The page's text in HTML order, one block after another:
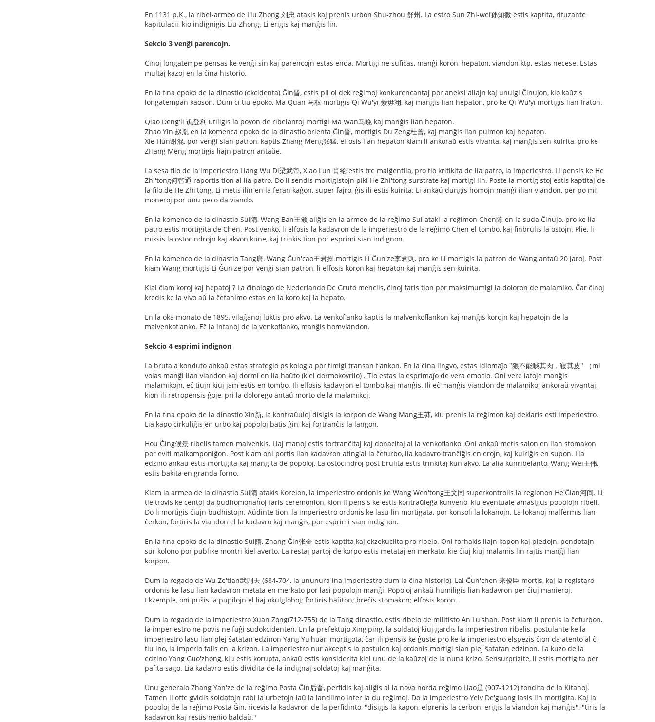
En 1131 p.K., la ribel-armeo de Liu Zhong 刘忠 atakis kaj prenis urbon Shu-zhou 舒州. La estro Sun Zhi-wei孙知微 estis kaptita, rifuzante
kapitulacii, kio indignigis Liu Zhong. Li erigis kaj manĝis lin.
Sekcio 3 venĝi parencojn.
Ĉinoj longatempe pensas ke venĝi sin kaj parencojn estas enda. Mortigi ne sufiĉas, manĝi koron, hepaton, viandon ktp, estas necese. Estas
multaj kazoj en la ĉina historio.
En la fina epoko de la dinastio (okcidenta) Ĝin晋, estis pli ol dek reĝimoj konkurencantaj por aneksi aliajn kaj unuigi Ĉinujon, kio kaŭzis
longatempan kaoson. Dum ĉi tiu epoko, Ma Quan 马权 mortigis Qi Wu'yi 綦毋翊, kaj manĝis lian hepaton, pro ke Qi Wu'yi mortigis lian fraton.
Qiao Deng'li 谯登利 utiligis la povon de ribelantoj mortigi Ma Wan马晚 kaj manĝis lian hepaton.
Zhao Yin 赵胤 en la komenca epoko de la dinastio orienta Ĝin晋, mortigis Du Zeng杜曾, kaj manĝis lian pulmon kaj hepaton.
Xie Hun谢混, por venĝi sian patron, kaptis Zhang Meng张猛, elfosis lian hepaton kiam li ankoraŭ estis vivanta, kaj manĝis sen kuirita, pro ke
ZHang Meng mortigis liajn patron antaŭe.
La sesa filo de la imperiestro Liang Wu Di梁武帝, Xiao Lun 肖纶 estis tre malĝentila, pro tio kritikita de lia patro, la imperiestro. Li pensis ke He
Zhi'tong何智通 raportis tion al lia patro. Do li sendis mortigistojn piki He Zhi'tong surstrate kaj mortigi lin. Poste la mortigistoj estis kaptitaj de
la filo de He Zhi'tong. Li metis ilin en la feran kaĝon, super fajro, ĝis ili estis kuirita. Li ankaŭ dungis homojn manĝi ilian viandon, per po mil
moneroj por unu peco da viando.
En la komenco de la dinastio Sui隋, Wang Ban王颁 aliĝis en la armeo de la reĝimo Sui ataki la reĝimon Chen陈 en la suda Ĉinujo, pro ke lia
patro estis mortigita de Chen. Post venko, li elfosis la kadavron de la imperiestro de la reĝimo Chen el tombo, kaj finbrulis la ostojn. Plie, li
miksis la ostocindrojn kaj akvon kune, kaj trinkis tion por esprimi sian indignon.
En la komenco de la dinastio Tang唐, Wang Ĝun'cao王君操 mortigis Li Ĝun'ze李君则, pro ke Li mortigis la patron de Wang antaŭ 20 jaroj. Post
kiam Wang mortigis Li Ĝun'ze por venĝi sian patron, li elfosis koron kaj hepaton kaj manĝis sen kuirita.
Kial ĉiam koroj kaj hepatoj ? La ĉinologo de Nederlando De Gruto menciis, ĉinoj faris tion por maksimumigi la doloron de malamiko. Ĉar ĉinoj
kredis ke la vivo aŭ la ĉefanimo estas en la koro kaj la hepato.
En la oka monato de 1895, vilaĝanoj luktis pro akvo. La venkoflanko kaptis la malvenkoflankon kaj manĝis korojn kaj hepatojn de la
malvenkoflanko. Eĉ la infanoj de la venkoflanko, manĝis homviandon.
Sekcio 4 esprimi indignon
La brutala konduto ankaŭ estas strategio psikologia por timigi transan flankon. En la ĉina lingvo, estas idiomaĵo "狠不能啖其肉，寝其皮" （mi
volas manĝi lian viandon kaj dormi en lia haŭto (kiel dormokovrilo) . Tio estas la esprimaĵo de vera emocio. Oni vere iafoje manĝis
malamikojn, eĉ tiujn kiuj jam estis en tombo. Ili elfosis kadavron el tombo kaj manĝis. Ili eĉ manĝis viandon de malamikoj ankoraŭ vivantaj,
kion ili retropensis ĝoje, pri la dolorego antaŭ morto de la malamikoj.
En la fina epoko de la dinastio Xin新, la kontraŭuloj disigis la korpon de Wang Mang王莽, kiu prenis la reĝimon kaj deklaris esti imperiestro.
Lia kapo cirkuliĝis en urbo kaj popoloj batis ĝin, kaj fortranĉis la langon.
Hou Ĝing候景 ribelis tamen malvenkis. Liaj manoj estis fortranĉitaj kaj donacitaj al la venkoflanko. Oni ankaŭ metis salon en lian stomakon
por eviti malkomponiĝon. Post kiam oni portis lian kadavron ating'al la ĉefurbo, lia kadavro tranĉiĝis en erojn, kaj kuiriĝis en supon. Lia
edzino ankaŭ estis mortigita kaj manĝita de popoloj. La ostocindroj post brulita estis trinkitaj kun akvo. La alia kunribelanto, Wang Wei王伟,
estis bakita en granda forno.
Kiam la armeo de la dinastio Sui隋 atakis Koreion, la imperiestro ordonis ke Wang Wen'tong王文同 superkontrolis la regionon He'Ĝian河间. Li
tie trovis ke centoj da budhomonaĥoj faris ceremonion, kion li pensis ke estis kontraŭleĝa kunveno, kiu eventuale amasigus popolojn ribeli.
Do li mortigis ĉiujn budhistojn. Aŭdinte tion, la imperiestro ordonis ke lasu lin mortigata, por konsoli la lokanojn. La lokanoj malfermis lian
ĉerkon, fortiris la viandon el la kadavro kaj manĝis, por esprimi sian indignon.
En la fina epoko de la dinastio Sui隋, Zhang Ĝin张金 estis kaptita kaj ekzekuciita pro ribelo. Oni forhakis liajn kapon kaj piedojn, pendotajn
sur kolono por publike montri kiel averto. La restaj partoj de korpo estis metataj en merkato, kie ĉiuj kiuj malamis lin rajtis manĝi lian
korpon.
Dum la regado de Wu Ze'tian武则天 (684-704, la ununura ina imperiestro dum la ĉina historio), Lai Ĝun'chen 来俊臣 mortis, kaj la registaro
ordonis ke lasu lian kadavron metata en merkato por lasi popolojn manĝi. Popoloj ankaŭ humiligis lian kadavron per ĉiuj manieroj.
Ekzemple, oni puŝis la pupilojn el liaj okulgloboj; fortiris haŭton; breĉis stomakon; elfosis koron.
Dum la regado de la imperiestro Xuan Zong(712-755) de la Tang dinastio, estis ribelo de militisto An Lu'shan. Post kiam li prenis la ĉefurbon,
la imperiestro ne povis ne fuĝi sudokcidenten. En la prefektujo Xing'ping, la soldatoj kiuj gardis la imperiestron ribelis, postulante ke la
imperiestro lasu lian plej ŝatatan edzinon Yang Yu'huan mortigota, ĉar ili pensis ke ĝuste pro ke la imperiestro elspezis ĉion da atento al ĉi
tiu ino, la imperio falis en la krizon. La imperiestro nur akceptis la postulon kaj ordonis mortigi sian plej ŝatatan edzinon. La kuzo de la
edzino Yang Guo'zhong, kiu estis korupta, ankaŭ estis konsiderita kiel unu de la kaŭzoj de la nuna krizo. Sensurprizite, li estis mortigita per
pafita sago. Lia kadavro estis dividita de la indignaj soldatoj kaj manĝita.
Unu generalo Zhang Yan'ze de la reĝimo Posta Ĝin后晋, perfidis kaj aliĝis al la nova norda reĝimo Liao辽 (907-1212) fondita de la Kitanoj.
Tamen li ofte gvidis soldatojn rabi la urbetojn laŭ la landlimo inter la du reĝimoj. Do la imperiestro Yelv De'guang lasis lin mortigita. Kaj la
popoloj de la reĝimo Posta Ĝin, ricevis la kadavron de la perfidinto, "disigis la kapon, elprenis la cerbon, erigis la viandon kaj manĝis", "tiris la
kadavron kaj restis nenio baldaŭ."